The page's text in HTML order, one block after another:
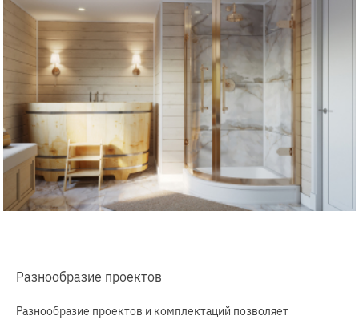
Разнообразие проектов
Разнообразие проектов и комплектаций позволяет